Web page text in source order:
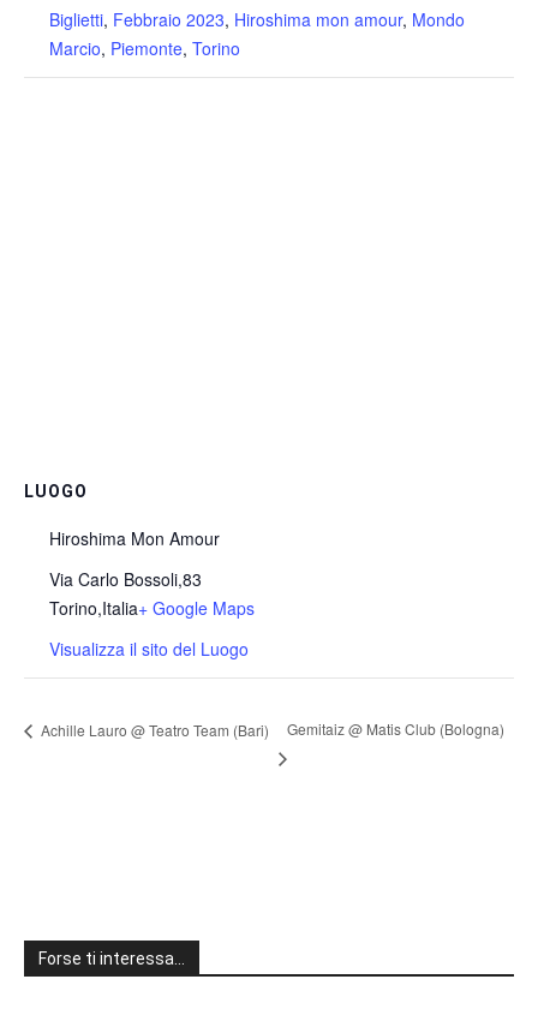
Biglietti, Febbraio 2023, Hiroshima mon amour, Mondo
Marcio, Piemonte, Torino
LUOGO
Hiroshima Mon Amour
Via Carlo Bossoli,83
Torino,Italia+ Google Maps
Visualizza il sito del Luogo
Achille Lauro @ Teatro Team (Bari) Gemitaiz @ Matis Club (Bologna)
Forse ti interessa…